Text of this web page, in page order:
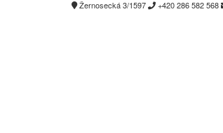
Žernosecká 3/1597 +420 286 582 568